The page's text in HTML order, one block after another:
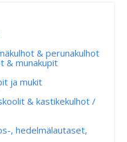
& perunakulhot
& munakupit
ja mukit
& kastikekulhot /
, hedelmälautaset,